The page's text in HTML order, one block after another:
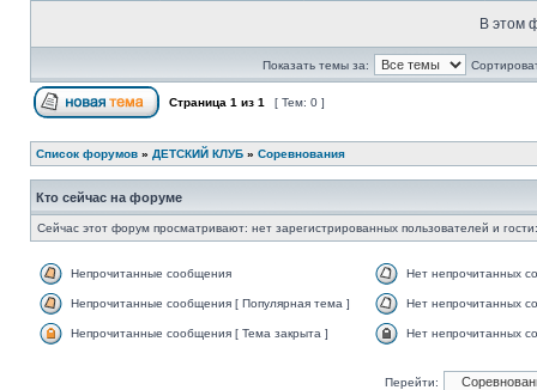
В этом
Показать темы за:
Страница 1 из 1 [ Тем: 0 ]
Список форумов » ДЕТСКИЙ КЛУБ » Соревнования
Кто сейчас на форуме
Сейчас этот форум просматривают: нет зарегистрированных пользователей и
Непрочитанные сообщения Нет непрочитанных
Непрочитанные сообщения [ Популярная тема ] Нет непрочитанных
Непрочитанные сообщения [ Тема закрыта ] Нет непрочитанных
Перейти: